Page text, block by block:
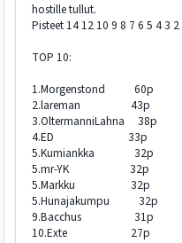
hostille tullut.
Pisteet 14 12 10 9 8 7 6 5 4 3
TOP 10:
1.Morgenstond 60p
2.lareman 43p
3.OltermanniLahna 38p
4.ED 33p
5.Kumiankka 32p
5.mr-YK 32p
5.Markku 32p
5.Hunajakumpu 32p
9.Bacchus 31p
10.Exte 27p